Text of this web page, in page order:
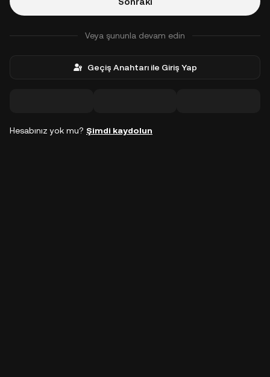
Veya şununla devam edin
Geçiş Anahtarı ile Giriş Yap
Hesabınız yok mu? Şimdi kaydolun